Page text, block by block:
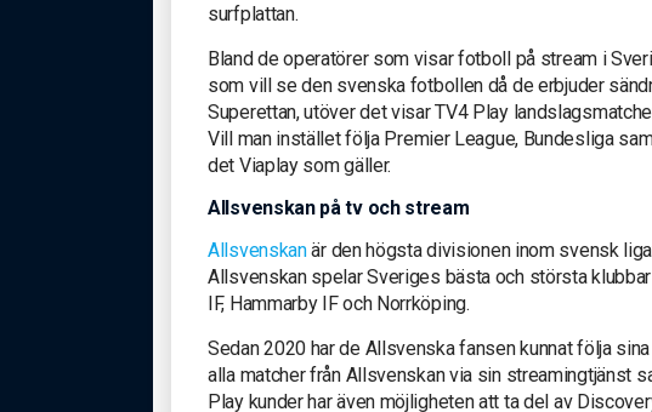
surfplattan.
Bland de operatörer som visar fotboll på stream i
som vill se den svenska fotbollen då de erbjuder
Superettan, utöver det visar TV4 Play
Vill man instället följa Premier League, Bundesliga
det Viaplay som gäller.
Allsvenskan på tv och stream
Allsvenskanär den högsta divisionen inom svensk
Allsvenskan spelar Sveriges bästa och största
IF, Hammarby IF och Norrköping.
Sedan 2020 har de Allsvenska fansen kunnat följa
alla matcher från Allsvenskan via sin streamingtjänst
Play kunder har även möjligheten att ta del av